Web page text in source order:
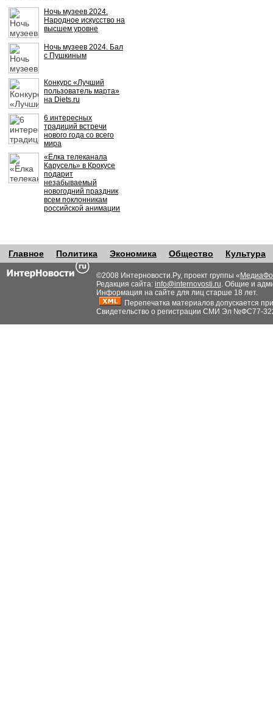
Ночь музеев 2024.
Народное искусство на
высшем уровне
Ночь музеев 2024. Бал
с Пушкиным
Конкурс «Лучший
пользователь марта»
на Diets.ru
6 интересных
традиций встречи
нового года со всего
мира
«Ёлка телеканала
Карусель» в Крокусе
подарит
незабываемый
новогодний праздник
всем поклонникам
российской анимации
Главное Политика Экономика Общество Культура
©2008 Интерновости.Ру, проект группы «
Редакция сайта: info@internovosti.ru. Общие и
Информация на сайте для лиц старше 18 лет.
Перепечатка материалов допускается
Свидетельство о регистрации СМИ Эл №ФС77-